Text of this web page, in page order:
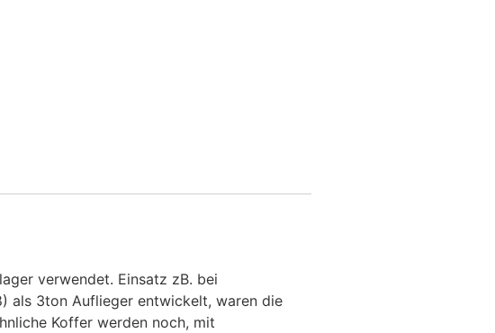
verwendet. Einsatz zB. bei
als 3ton Auflieger entwickelt, waren die
Koffer werden noch, mit